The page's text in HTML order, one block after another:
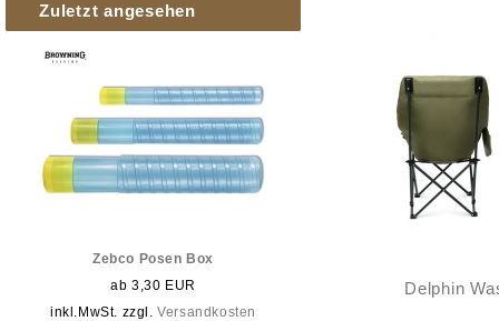
Zuletzt angesehen
Zebco Posen Box
ab 3,30 EUR
inkl.MwSt. zzgl.Versandkosten
Delphin